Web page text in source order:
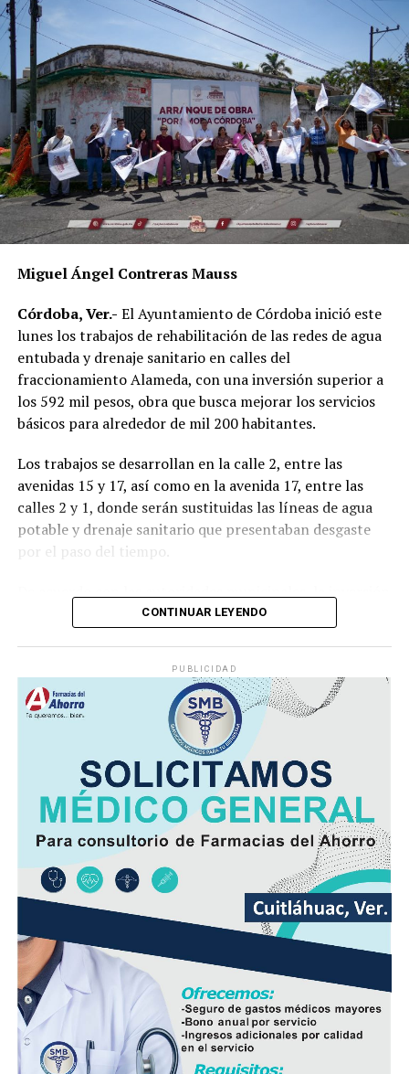
Mangos buscan incentivar la participación ciudadana en
actividades de conservación ambiental y fortalecer la
cultura de la reforestación en la comunidad.
Miguel Ángel Contreras Mauss
Córdoba, Ver.- El Ayuntamiento de Córdoba inició este
lunes los trabajos de rehabilitación de las redes de agua
entubada y drenaje sanitario en calles del
fraccionamiento Alameda, con una inversión superior a
los 592 mil pesos, obra que busca mejorar los servicios
básicos para alrededor de mil 200 habitantes.
Los trabajos se desarrollan en la calle 2, entre las
avenidas 15 y 17, así como en la avenida 17, entre las
calles 2 y 1, donde serán sustituidas las líneas de agua
potable y drenaje sanitario que presentaban desgaste
por el paso del tiempo.
destinada asciende a592 mil 512 pesos con 10
centavos, recursos provenientes del Fondo de
(FAISMUN).
Durante el arranque de la obra, el alcaldeManuel
señaló que la renovación de estas redes
permitirá ofrecer un servicio más eficiente y reducir los
riesgos derivados de fugas o fallas en la infraestructura
hidráulica y sanitaria.
Además del beneficio inmediato para las familias de la
zona, la intervención busca prevenir hundimientos y
daños en la vialidad ocasionados por tuberías
deterioradas, lo que también disminuirá la necesidad de
reparaciones de emergencia en el futuro.
En el evento participaron integrantes del Cabildo,
personal de la Dirección de Obras Públicas,
Hidrosistema de Córdoba, áreas de Bienestar Social y
Participación Ciudadana, así como vecinos que integran
el Comité de Obra.
CONTINUAR LEYENDO
PUBLICIDAD